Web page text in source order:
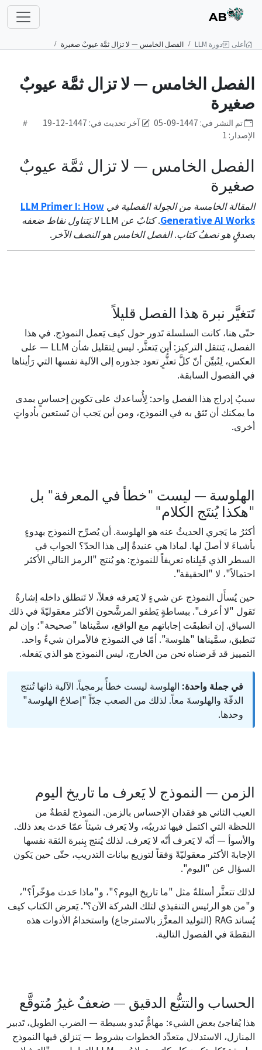
AB
أعلى دورة LLM الفصل الخامس — لا تزال ثمَّة عيوبٌ صغيرة
الفصل الخامس — لا تزال ثمَّة عيوبٌ
صغيرة
تم النشر في: 1447-09-05
آخر تحديث في: 1447-12-19
الإصدار: 1
الفصل الخامس — لا تزال ثمَّة عيوبٌ
صغيرة
المقالة الخامسة من الجولة الفصلية في LLM Primer I: How
Generative AI Works
. كتابٌ عن LLM لا يَتناول نقاط ضعفه
بصدقٍ هو نصفُ كتاب. الفصل الخامس هو النصف الآخر.
تَتغيَّر نبرة هذا الفصل قليلاً
حتّى هنا، كانت السلسلة تَدور حول كيف يَعمل النموذج. في هذا
الفصل، يَنتقل التركيز: أين يَتعثَّر. ليس لِتقليل شأن LLM — على
العكس، لِنُبيِّن أنّ كلَّ تعثُّرٍ تعود جذوره إلى الآلية نفسها التي رَأيناها
في الفصول السابقة.
سببُ إدراج هذا الفصل واحد: لِأُساعدك على تكوين إحساسٍ بمدى
ما يمكنك أن تَثق به في النموذج، ومن أين يَجب أن تَستعين بأدواتٍ
أخرى.
الهلوسة — ليست "خطأ في المعرفة" بل
"هكذا يُنتَج الكلام"
أكثرُ ما يَجري الحديثُ عنه هو الهلوسة. أن يُصرِّح النموذج بهدوءٍ
بأشياءَ لا أصلَ لها. لماذا هي عنيدةٌ إلى هذا الحدّ؟ الجواب في
السطر الذي قَبِلناه تعريفاً للنموذج: هو يُنتج "الرمز التالي الأكثر
احتمالاً"، لا "الحقيقة".
حين يُسأَل النموذج عن شيءٍ لا يَعرفه فعلاً، لا تَنطلق داخله إشارةٌ
تَقول "لا أعرف". ببساطةٍ يَطفو المرشَّحون الأكثر معقوليّةً في ذلك
السياق. إن انطبقَت إجاباتهم مع الواقع، سمَّيناها "صحيحة"؛ وإن لم
تَنطبق، سمَّيناها "هلوسة". أمّا في النموذج فالأمران شيءٌ واحد.
التمييز قد فَرضناه نحن من الخارج، ليس النموذج هو الذي يَفعله.
في جملة واحدة: الهلوسة ليست خطأً برمجياً. الآلية ذاتها تُنتج
الدقّةَ والهلوسةَ معاً. لذلك من الصعب جدّاً "إصلاحُ الهلوسة"
وحدها.
الزمن — النموذج لا يَعرف ما تاريخ اليوم
العيب الثاني هو فقدان الإحساس بالزمن. النموذج لقطةٌ من
اللحظة التي اكتمل فيها تدريبُه، ولا يَعرف شيئاً عمّا حَدث بعد ذلك.
والأسوأ — أنّه لا يَعرف أنّه لا يَعرف. لذلك يُنتج بِنبرة الثقة نفسها
الإجابةَ الأكثر معقوليّةً وَفقاً لتوزيع بيانات التدريب، حتّى حين يَكون
السؤال عن "اليوم".
لذلك تتعثَّر أسئلةٌ مثل "ما تاريخ اليوم؟"، و"ماذا حَدث مؤخّراً؟"،
و"من هو الرئيس التنفيذي لتلك الشركة الآن؟". يَعرض الكتاب كيف
يُساند RAG (التوليد المعزَّز بالاسترجاع) واستخدامُ الأدوات هذه
النقطةَ في الفصول التالية.
الحساب والتتبُّع الدقيق — ضعفٌ غيرُ مُتوقَّع
هذا يُفاجئ بعض الشيء: مهامٌّ تَبدو بسيطة — الضرب الطويل، تَدبير
المنازل، الاستدلال متعدِّد الخطوات بشروط — يَنزلق فيها النموذج